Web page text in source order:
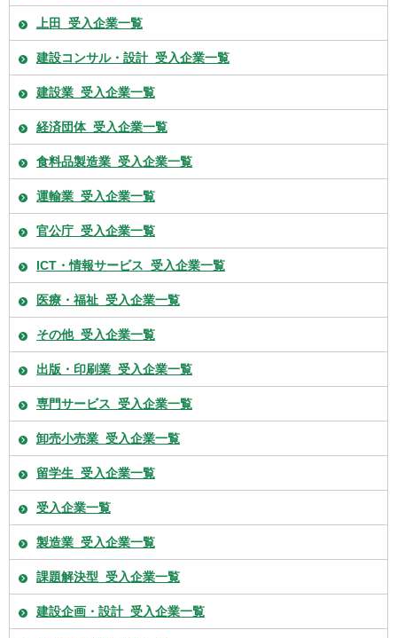
上田_受入企業一覧
建設コンサル・設計_受入企業一覧
建設業_受入企業一覧
経済団体_受入企業一覧
食料品製造業_受入企業一覧
運輸業_受入企業一覧
官公庁_受入企業一覧
ICT・情報サービス_受入企業一覧
医療・福祉_受入企業一覧
その他_受入企業一覧
出版・印刷業_受入企業一覧
専門サービス_受入企業一覧
卸売小売業_受入企業一覧
留学生_受入企業一覧
受入企業一覧
製造業_受入企業一覧
課題解決型_受入企業一覧
建設企画・設計_受入企業一覧